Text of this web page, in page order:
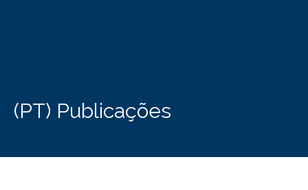
(PT) Publicações